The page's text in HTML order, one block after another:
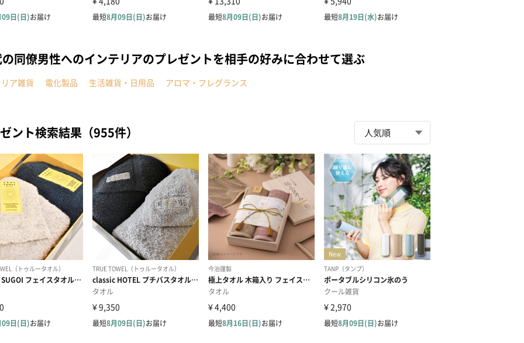
同僚男性へのインテリアのプレゼントを相手の好みに合わせて選ぶ
ア雑貨 電化製品 生活雑貨・日用品 アロマ・フレグランス
ント検索結果（955件）